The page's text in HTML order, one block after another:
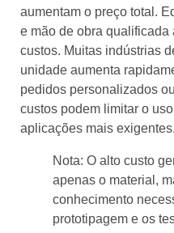
aumentam o preço total.
e mão de obra
custos. Muitas indústrias
unidade aumenta
pedidos personalizados
custos podem limitar o
aplicações mais exigentes.
Nota: O alto custo
apenas o material,
conhecimento
prototipagem e os